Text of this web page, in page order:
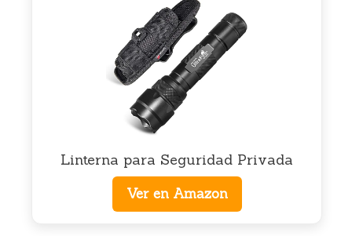
Linterna para Seguridad Privada
Ver en Amazon